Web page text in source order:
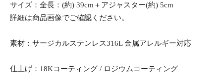
サイズ：全長：(約) 39cm＋アジャスター(約) 5cm
詳細は商品画像でご確認ください。
素材：サージカルステンレス316L 金属アレルギー対応
仕上げ：18Kコーティング / ロジウムコーティング